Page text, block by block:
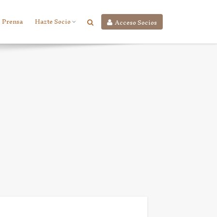
Acceso Socios
Prensa Hazte Socio